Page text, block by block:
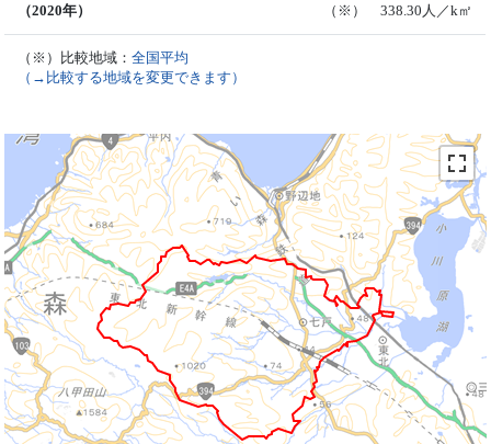
（2020年）
（※） 338.30人／k㎡
（※）比較地域：全国平均
（→比較する地域を変更できます）